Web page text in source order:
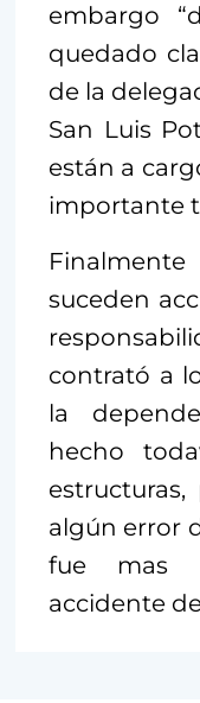
embargo
quedado
de la
San Luis
están a
importante
suceden
contrató a
la
hecho
algún error
fue mas
accidente